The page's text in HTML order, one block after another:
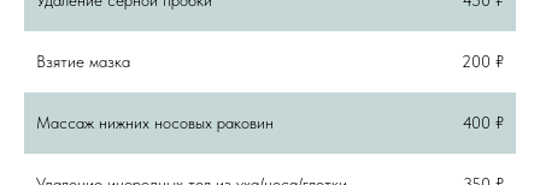
Взятие мазка 200 ₽
Массаж нижних носовых раковин 400 ₽